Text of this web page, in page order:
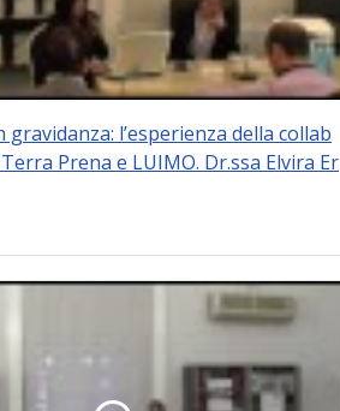
gravidanza: l’esperienza della collab
Prena e LUIMO. Dr.ssa Elvira Er